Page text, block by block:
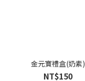
金元寶禮盒(奶素)
NT$150